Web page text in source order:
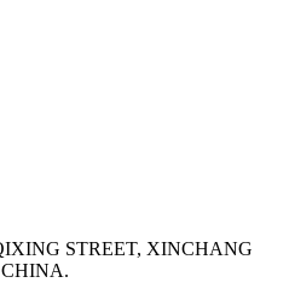
STREET, XINCHANG